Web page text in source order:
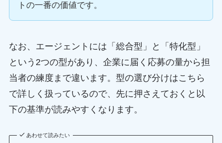
トの一番の価値です。
なお、エージェントには「総合型」と「特化型」
という2つの型があり、企業に届く応募の量から担
当者の練度まで違います。型の選び分けはこちら
で詳しく扱っているので、先に押さえておくと以
下の基準が読みやすくなります。
あわせて読みたい